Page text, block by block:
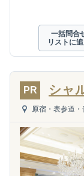
一括問合
リストに
PR シャ
原宿・表参道・